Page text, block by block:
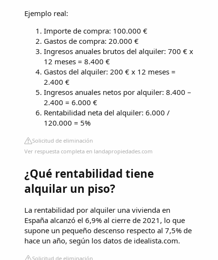
Ejemplo real:
Importe de compra: 100.000 €
Gastos de compra: 20.000 €
Ingresos anuales brutos del alquiler: 700 € x
12 meses = 8.400 €
Gastos del alquiler: 200 € x 12 meses =
2.400 €
Ingresos anuales netos por alquiler: 8.400 –
2.400 = 6.000 €
Rentabilidad neta del alquiler: 6.000 /
120.000 = 5%
Solicitud de eliminación
Ver respuesta completa en landapropiedades.com
¿Qué rentabilidad tiene
alquilar un piso?
La rentabilidad por alquiler una vivienda en
España alcanzó el 6,9% al cierre de 2021, lo que
supone un pequeño descenso respecto al 7,5% de
hace un año, según los datos de idealista.com.
Solicitud de eliminación